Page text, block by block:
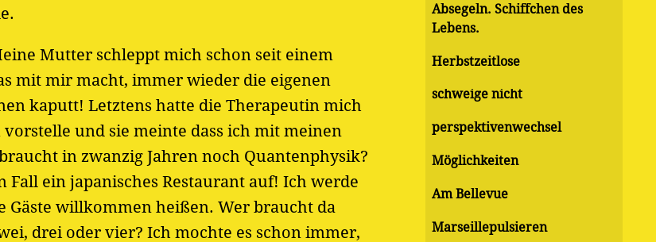
Mutter schleppt mich schon seit einem
mit mir macht, immer wieder die eigenen
kaputt! Letztens hatte die Therapeutin mich
und sie meinte dass ich mit meinen
in zwanzig Jahren noch Quantenphysik?
ein japanisches Restaurant auf! Ich werde
Gäste willkommen heißen. Wer braucht da
drei oder vier? Ich mochte es schon immer,
Absegeln. Schiffchen des
Lebens.
Herbstzeitlose
schweige nicht
perspektivenwechsel
Möglichkeiten
Am Bellevue
Marseillepulsieren